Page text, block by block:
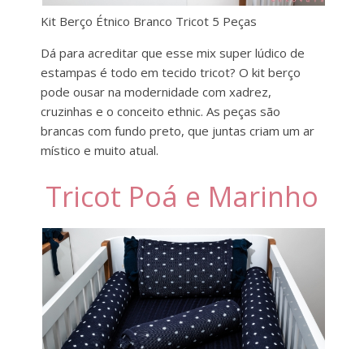
Kit Berço Étnico Branco Tricot 5 Peças
Dá para acreditar que esse mix super lúdico de
estampas é todo em tecido tricot? O kit berço
pode ousar na modernidade com xadrez,
cruzinhas e o conceito ethnic. As peças são
brancas com fundo preto, que juntas criam um ar
místico e muito atual.
Tricot Poá e Marinho